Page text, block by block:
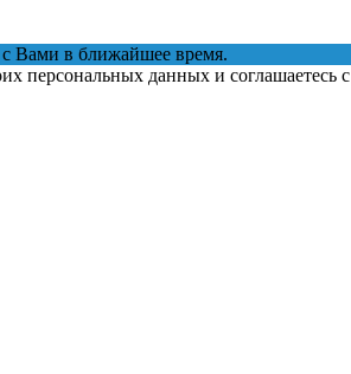
Вами в ближайшее время.
персональных данных и соглашаетесь с